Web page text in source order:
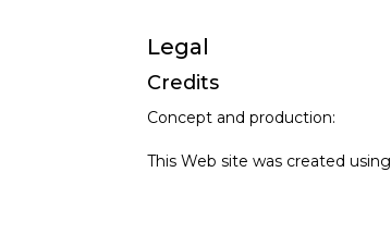
Legal
Credits
Concept and production:
This Web site was created using